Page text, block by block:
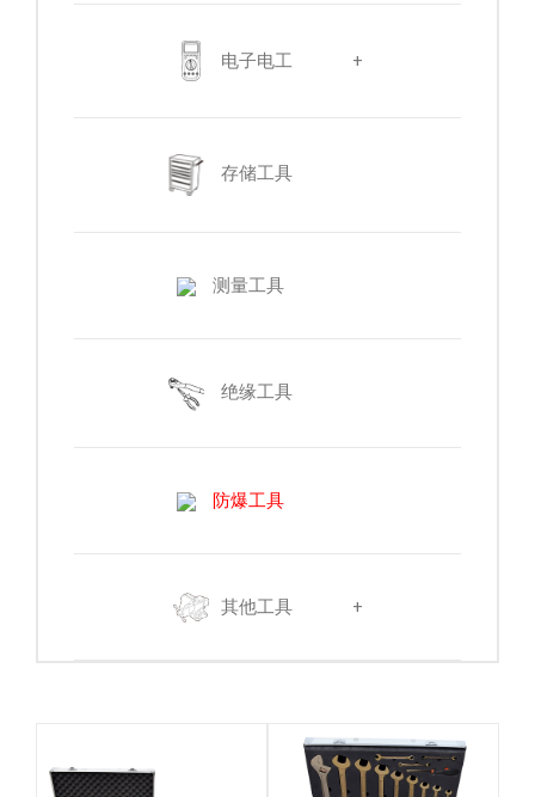
电子电工 +
存储工具
测量工具
绝缘工具
防爆工具
其他工具 +